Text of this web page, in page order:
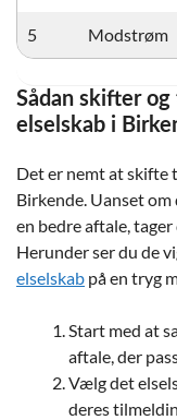
5 Modstrøm
Sådan skifter
elselskab i
Det er nemt at skifte
Birkende. Uanset
en bedre aftale,
Herunder ser du de
elselskab på en tryg
Start med at
aftale, der
Vælg det
deres